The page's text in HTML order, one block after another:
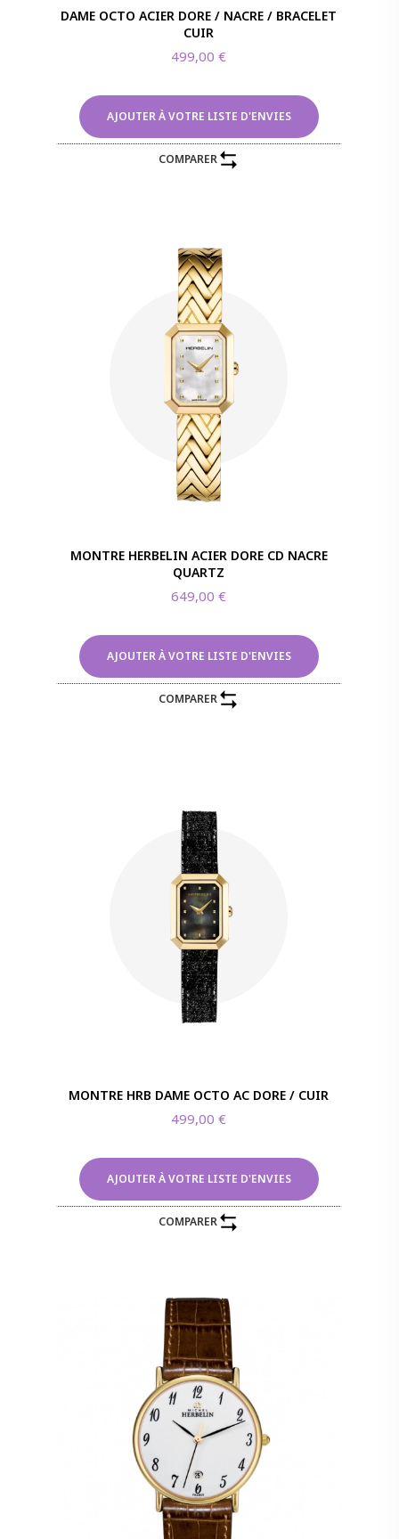
DAME OCTO ACIER DORE / NACRE / BRACELET
CUIR
499,00€
AJOUTER À VOTRE LISTE D'ENVIES
COMPARER
MONTRE HERBELIN ACIER DORE CD NACRE
QUARTZ
649,00€
AJOUTER À VOTRE LISTE D'ENVIES
COMPARER
MONTRE HRB DAME OCTO AC DORE / CUIR
499,00€
AJOUTER À VOTRE LISTE D'ENVIES
COMPARER